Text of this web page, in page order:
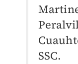
SSC.